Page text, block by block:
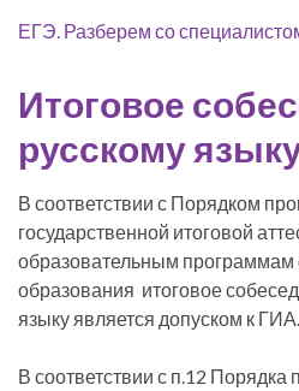
ЕГЭ. Разберем со
Итоговое
русскому
В соответствии с Порядком
государственной итоговой
образовательным программам
образования итоговое
языку является допуском к ГИА.
В соответствии с п.12 Порядка